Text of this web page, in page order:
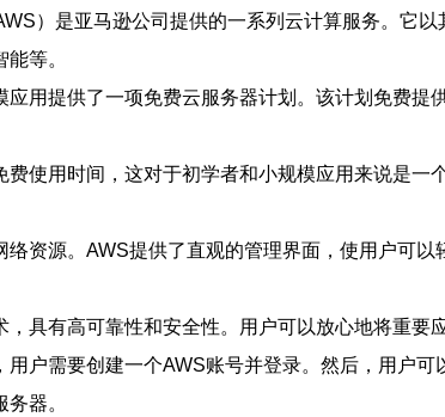
）是亚马逊公司提供的一系列云计算服务。它
等。
用提供了一项免费云服务器计划。该计划免费提
使用时间，这对于初学者和小规模应用来说是一
资源。AWS提供了直观的管理界面，使用户可以
具有高可靠性和安全性。用户可以放心地将重要
户需要创建一个AWS账号并登录。然后，用户
器。